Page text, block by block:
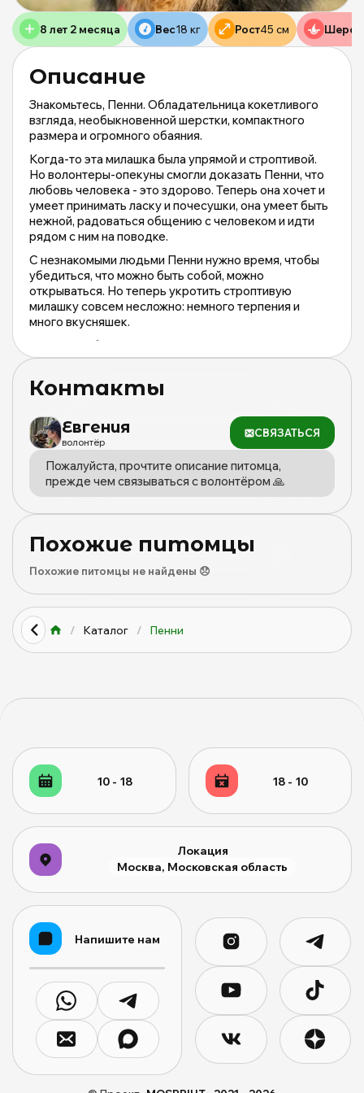
/ Каталог / Пенни
Описание
Знакомьтесь, Пенни. Обладательница кокетливого
взгляда, необыкновенной шерстки, компактного
размера и огромного обаяния.
Когда-то эта милашка была упрямой и строптивой.
Но волонтеры-опекуны смогли доказать Пенни, что
любовь человека - это здорово. Теперь она хочет и
умеет принимать ласку и почесушки, она умеет быть
нежной, радоваться общению с человеком и идти
рядом с ним на поводке.
С незнакомыми людьми Пенни нужно время, чтобы
убедиться, что можно быть собой, можно
открываться. Но теперь укротить строптивую
милашку совсем несложно: немного терпения и
много вкусняшек.
А после не будет границ её преданности и верности
вам. И вы точно не раз услышите от людей: "Она ваша,
Пенни умеет быть идеальной для тех, кого выбрала.
Контакты
Евгения
волонтёр
СВЯЗАТЬСЯ
Пожалуйста, прочтите описание питомца,
прежде чем связываться с волонтёром 🙏
Похожие питомцы
Похожие питомцы не найдены 😞
и
8 лет 2 месяца Вес18 кг Рост45 см
10 - 18 18 - 10
Локация
Москва, Московская область
Напишите нам